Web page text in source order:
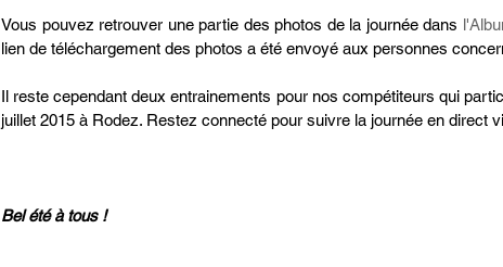
Vous pouvez retrouver une partie des photos de la journée dans
lien de téléchargement des photos a été envoyé aux personnes
Il reste cependant deux entrainements pour nos compétiteurs qui
juillet 2015 à Rodez. Restez connecté pour suivre la journée en direct
Bel été à tous !